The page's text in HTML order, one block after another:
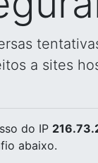
a sites
do IP
abaixo.